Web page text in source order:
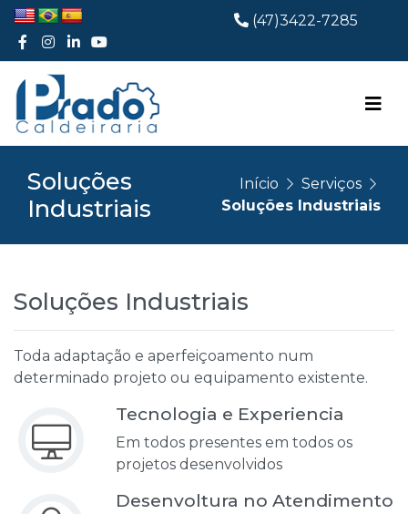
(47)3422-7285
Soluções
Industriais
Início
Serviços
Soluções Industriais
Soluções Industriais
Toda adaptação e aperfeiçoamento num
determinado projeto ou equipamento existente.
Tecnologia e Experiencia
Em todos presentes em todos os
projetos desenvolvidos
Desenvoltura no Atendimento